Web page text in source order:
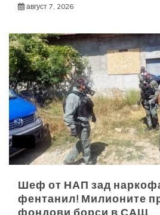
август 7, 2026
Шеф от НАП зад
фентанил! Милионите